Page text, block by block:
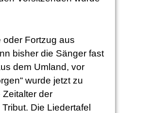
oder Fortzug aus
bisher die Sänger fast
dem Umland, vor
wurde jetzt zu
der
Die Liedertafel